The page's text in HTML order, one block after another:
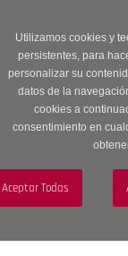
Utilizamos cookies y
persistentes, para
personalizar su
datos de la
cookies a
consentimiento en
descuento
navigation
Menú